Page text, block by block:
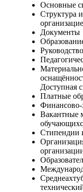
Основные
Структура
Документы
Руководство
Доступная
Платные
Финансово-
Вакантные
Стипендии